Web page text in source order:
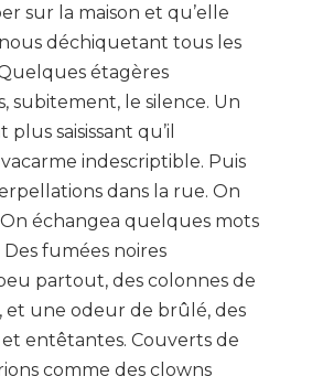
sur la maison et qu’elle
déchiquetant tous les
étagères
subitement, le silence. Un
saisissant qu’il
indescriptible. Puis
dans la rue. On
échangea quelques mots
Des fumées noires
partout, des colonnes de
et une odeur de brûlé, des
et entêtantes. Couverts de
comme des clowns